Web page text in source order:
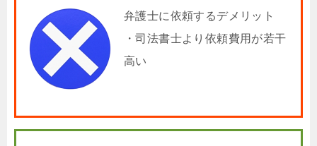
弁護士に依頼するデメリット
・司法書士より依頼費用が若干
高い